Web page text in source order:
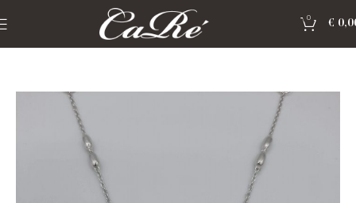
0
€
Sieraden Moments